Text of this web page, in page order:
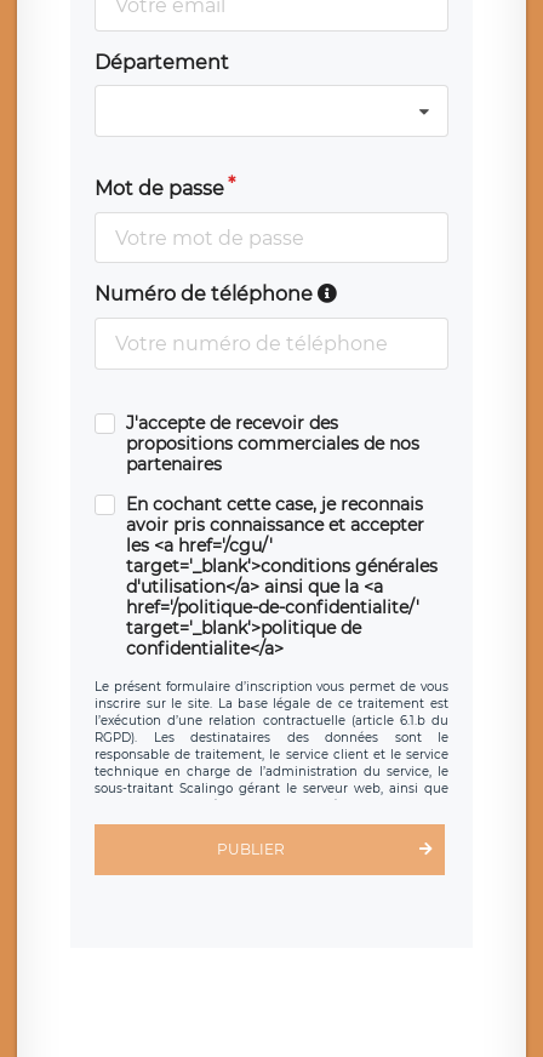
Département
Mot de passe
Numéro de téléphone
J'accepte de recevoir des
propositions commerciales de nos
partenaires
En cochant cette case, je reconnais
avoir pris connaissance et accepter
les <a href='/cgu/'
target='_blank'>conditions générales
d'utilisation</a> ainsi que la <a
href='/politique-de-confidentialite/'
target='_blank'>politique de
confidentialite</a>
Le présent formulaire d’inscription vous permet de vous
inscrire sur le site. La base légale de ce traitement est
l’exécution d’une relation contractuelle (article 6.1.b du
RGPD). Les destinataires des données sont le
responsable de traitement, le service client et le service
technique en charge de l’administration du service, le
sous-traitant Scalingo gérant le serveur web, ainsi que
toute personne légalement autorisée. Le formulaire
d’inscription est hébergé sur un serveur hébergé par
clauses de
protection conformes au RGPD
. Les données collectées
sont conservées jusqu’à ce que l’Internaute en sollicite la
PUBLIER